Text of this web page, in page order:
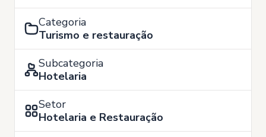
Categoria
Turismo e restauração
Subcategoria
Hotelaria
Setor
Hotelaria e Restauração